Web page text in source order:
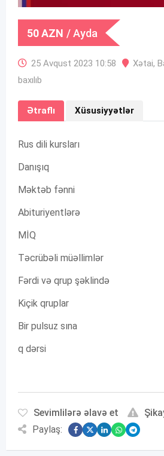
50AZN / Ayda
25 Avqust 2023 10:58 Xətai,
baxılıb
Ətraflı Xüsusiyyətlər
Rus dili kursları
Danışıq
Məktəb fənni
Abituriyentlərə
MİQ
Təcrübəli müəllimlər
Fərdi və qrup şəklində
Kiçik qruplar
Bir pulsuz sına
q dərsi
Sevimlilərə əlavə et
Paylaş: